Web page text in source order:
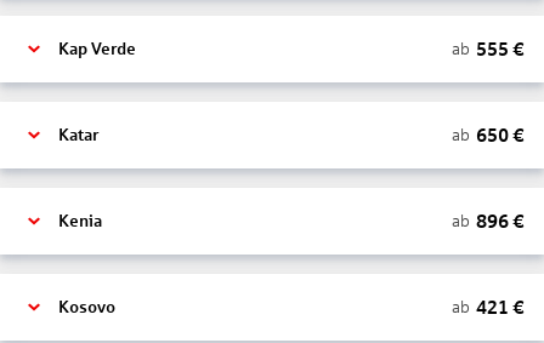
Kap Verde ab 555 €
Katar ab 650€
Kenia ab 896€
Kosovo ab 421 €